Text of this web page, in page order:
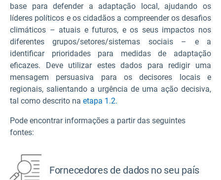
base para defender a adaptação local, ajudando os
líderes políticos e os cidadãos a compreender os desafios
climáticos – atuais e futuros, e os seus impactos nos
diferentes grupos/setores/sistemas sociais – e a
identificar prioridades para medidas de adaptação
eficazes. Deve utilizar estes dados para redigir uma
mensagem persuasiva para os decisores locais e
regionais, salientando a urgência de uma ação decisiva,
tal como descrito na etapa 1.2.
Pode encontrar informações a partir das seguintes
fontes:
Fornecedores de dados no seu país